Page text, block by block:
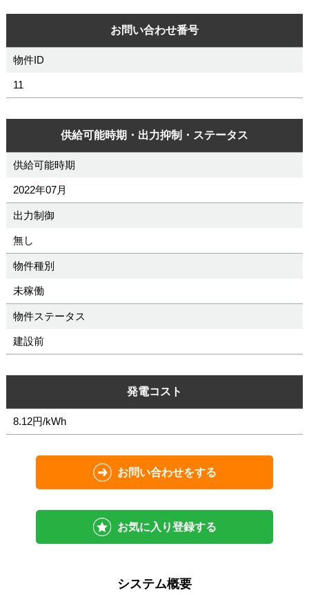
お問い合わせ番号
物件ID
11
供給可能時期・出力抑制・ステータス
供給可能時期
2022年07月
出力制御
無し
物件種別
未稼働
物件ステータス
建設前
発電コスト
8.12円/kWh
お問い合わせをする
お気に入り登録する
システム概要